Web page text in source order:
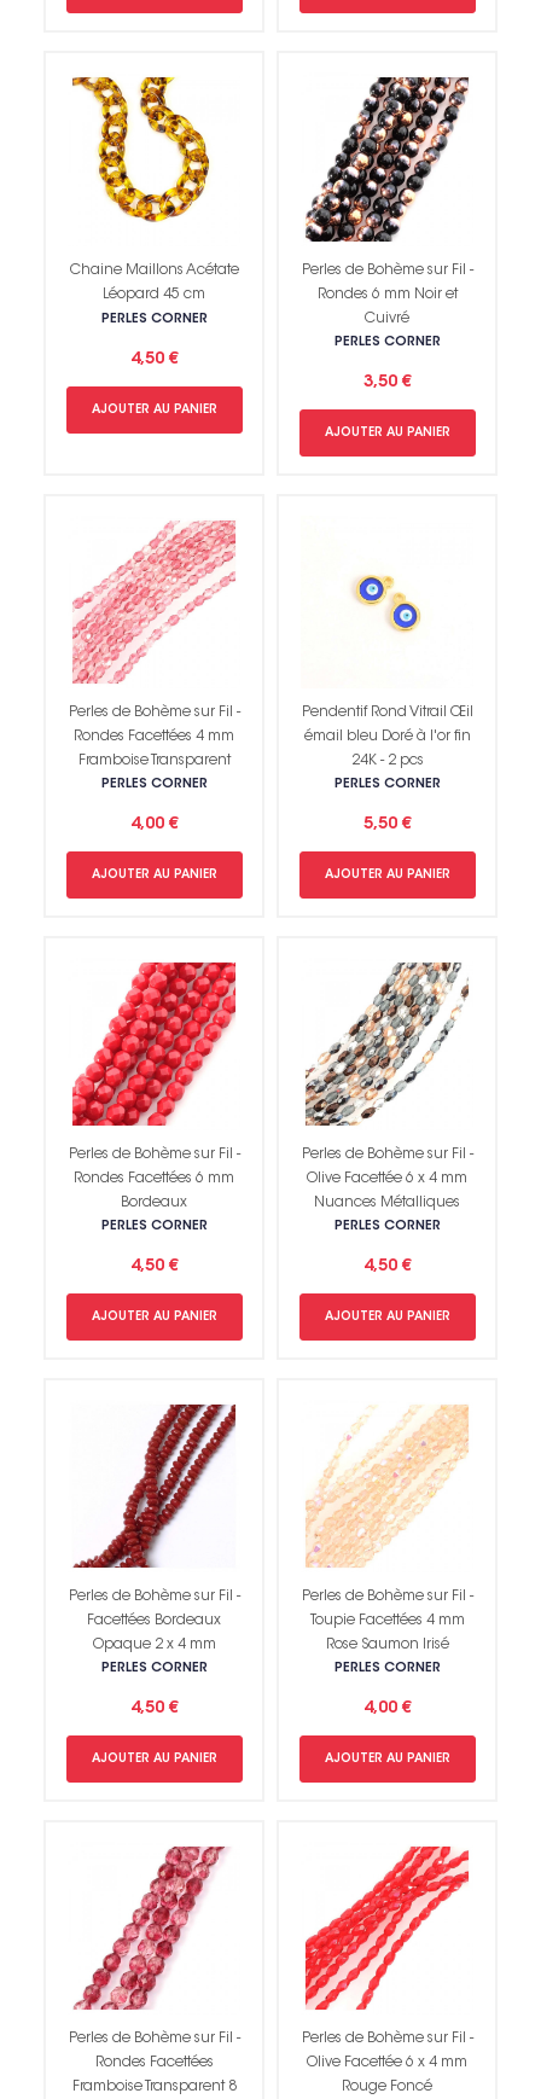
Chaine Maillons Acétate
Léopard 45 cm
PERLES CORNER
4,50 €
AJOUTER AU PANIER
Perles de Bohème sur Fil -
Rondes 6 mm Noir et
Cuivré
PERLES CORNER
3,50 €
AJOUTER AU PANIER
Perles de Bohème sur Fil -
Rondes Facettées 4 mm
Framboise Transparent
PERLES CORNER
4,00 €
AJOUTER AU PANIER
Pendentif Rond Vitrail Œil
émail bleu Doré à l'or fin
24K - 2 pcs
PERLES CORNER
5,50 €
AJOUTER AU PANIER
Perles de Bohème sur Fil -
Rondes Facettées 6 mm
Bordeaux
PERLES CORNER
4,50 €
AJOUTER AU PANIER
Perles de Bohème sur Fil -
Olive Facettée 6 x 4 mm
Nuances Métalliques
PERLES CORNER
4,50 €
AJOUTER AU PANIER
Perles de Bohème sur Fil -
Facettées Bordeaux
Opaque 2 x 4 mm
PERLES CORNER
4,50 €
AJOUTER AU PANIER
Perles de Bohème sur Fil -
Toupie Facettées 4 mm
Rose Saumon Irisé
PERLES CORNER
4,00 €
AJOUTER AU PANIER
Perles de Bohème sur Fil -
Rondes Facettées
Framboise Transparent 8
Perles de Bohème sur Fil -
Olive Facettée 6 x 4 mm
Rouge Foncé